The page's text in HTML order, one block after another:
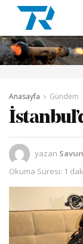
Anasayfa Gündem
yazan
Okuma Süresi: 1